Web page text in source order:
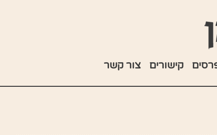
קישורים צור קשר